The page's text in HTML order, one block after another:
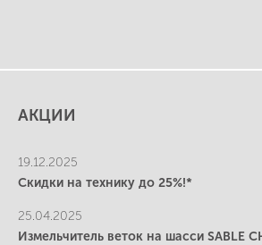
АКЦИИ
19.12.2025
Скидки на технику до 25%!*
25.04.2025
Измельчитель веток на шасси SABLE